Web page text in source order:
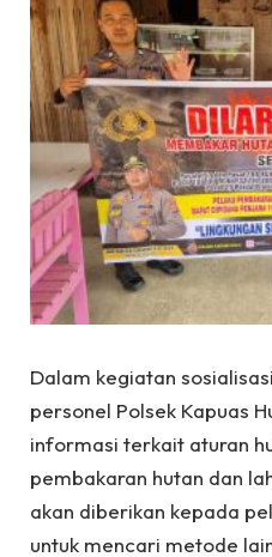
Dalam kegiatan
personel Polsek Kapuas
informasi terkait aturan
pembakaran hutan dan
akan diberikan kepada
untuk mencari metode